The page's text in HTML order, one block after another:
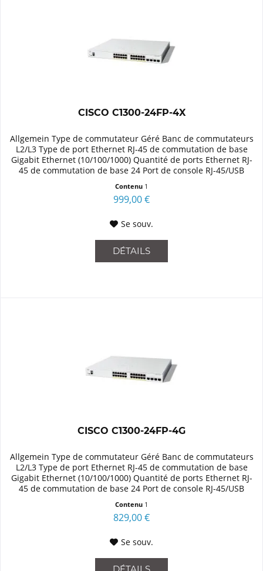
CISCO C1300-24FP-4X
Allgemein Type de commutateur Géré Banc de commutateurs
L2/L3 Type de port Ethernet RJ-45 de commutation de base
Gigabit Ethernet (10/100/1000) Quantité de ports Ethernet RJ-
45 de commutation de base 24 Port de console RJ-45/USB
Contenu 1
999,00 €
Se souv.
DÉTAILS
CISCO C1300-24FP-4G
Allgemein Type de commutateur Géré Banc de commutateurs
L2/L3 Type de port Ethernet RJ-45 de commutation de base
Gigabit Ethernet (10/100/1000) Quantité de ports Ethernet RJ-
45 de commutation de base 24 Port de console RJ-45/USB
Contenu 1
829,00 €
Se souv.
DÉTAILS